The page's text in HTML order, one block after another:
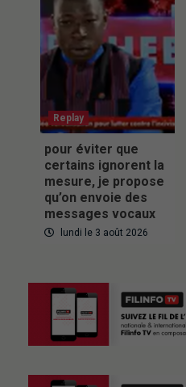
Replay
pour éviter que
certains ignorent la
mesure, je propose
qu’on envoie des
messages vocaux
lundi le 3 août 2026